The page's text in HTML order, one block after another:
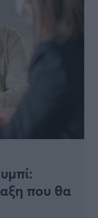
που θα